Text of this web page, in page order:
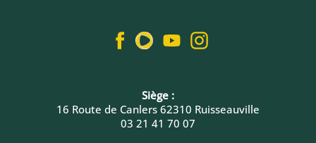
Siège :
16 Route de Canlers 62310 Ruisseauville
03 21 41 70 07